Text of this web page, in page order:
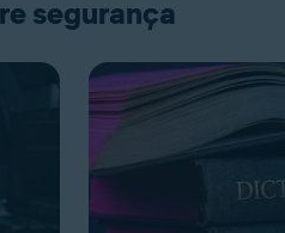
segurança